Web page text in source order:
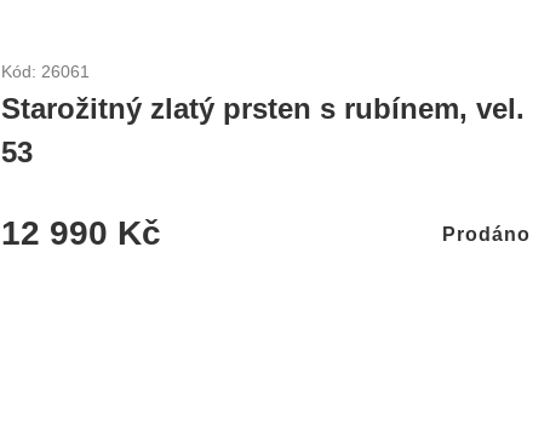
Kód: 26061
Starožitný zlatý prsten s rubínem, vel.
53
12 990 Kč Prodáno